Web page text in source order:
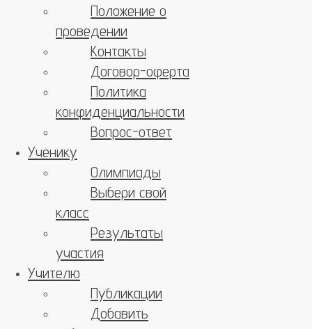
Положение о
проведении
Контакты
Договор-оферта
Политика
конфиденциальности
Вопрос-ответ
Ученику
Олимпиады
Выбери свой
класс
Результаты
участия
Учителю
Публикации
Добавить